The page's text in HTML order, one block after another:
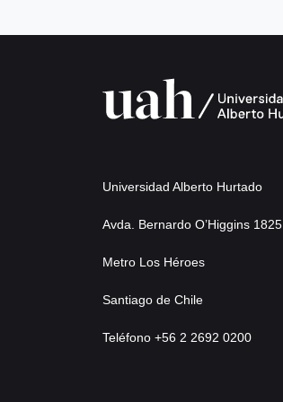
Universidad Alberto Hurtado
Avda. Bernardo O’Higgins 1825
Metro Los Héroes
Santiago de Chile
Teléfono +56 2 2692 0200